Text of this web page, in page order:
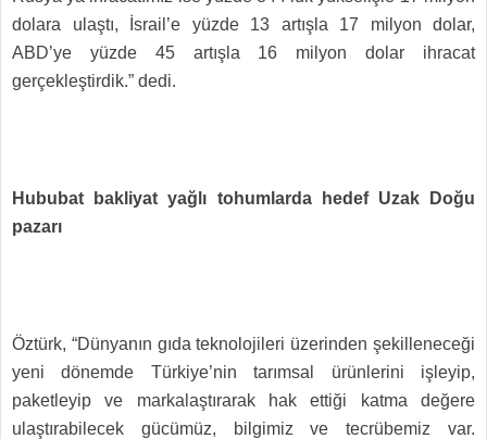
dolara ulaştı, İsrail’e yüzde 13 artışla 17 milyon dolar,
ABD’ye yüzde 45 artışla 16 milyon dolar ihracat
gerçekleştirdik.” dedi.
Hububat bakliyat yağlı tohumlarda hedef Uzak Doğu
pazarı
Öztürk, “Dünyanın gıda teknolojileri üzerinden şekilleneceği
yeni dönemde Türkiye’nin tarımsal ürünlerini işleyip,
paketleyip ve markalaştırarak hak ettiği katma değere
ulaştırabilecek gücümüz, bilgimiz ve tecrübemiz var.